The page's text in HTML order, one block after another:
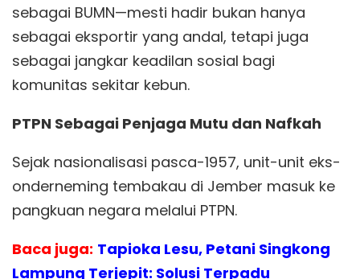
sebagai BUMN—mesti hadir bukan hanya
sebagai eksportir yang andal, tetapi juga
sebagai jangkar keadilan sosial bagi
komunitas sekitar kebun.
PTPN Sebagai Penjaga Mutu dan Nafkah
Sejak nasionalisasi pasca-1957, unit-unit eks-
onderneming tembakau di Jember masuk ke
pangkuan negara melalui PTPN.
Baca juga: Tapioka Lesu, Petani Singkong
Lampung Terjepit: Solusi Terpadu